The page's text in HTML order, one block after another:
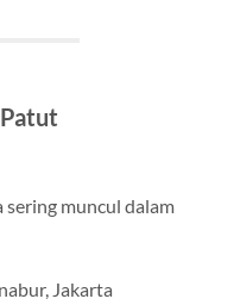
sering muncul dalam
Jakarta